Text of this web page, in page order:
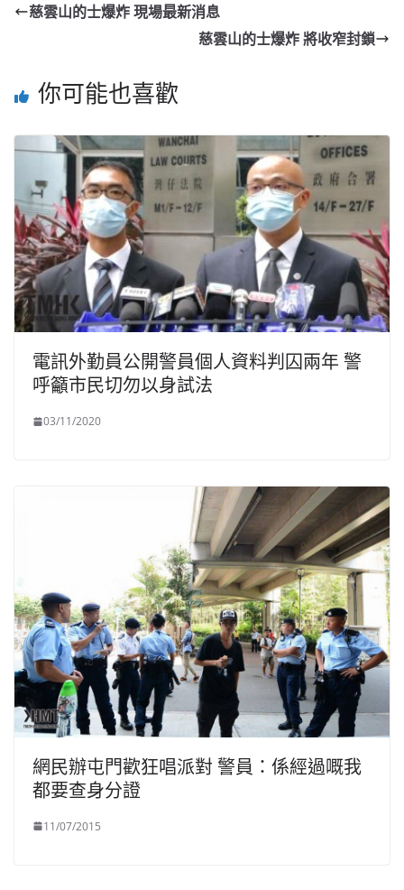
慈雲山的士爆炸 現場最新消息
慈雲山的士爆炸 將收窄封鎖
你可能也喜歡
電訊外勤員公開警員個人資料判囚兩年 警
呼籲市民切勿以身試法
03/11/2020
網民辦屯門歡狂唱派對 警員：係經過嘅我
都要查身分證
11/07/2015